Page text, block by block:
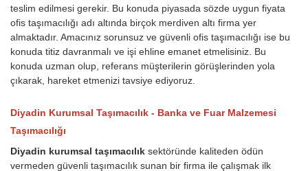
teslim edilmesi gerekir. Bu konuda piyasada sözde uygun fiyata
ofis taşımacılığı adı altında birçok merdiven altı firma yer
almaktadır. Amacınız sorunsuz ve güvenli ofis taşımacılığı ise bu
konuda titiz davranmalı ve işi ehline emanet etmelisiniz. Bu
konuda uzman olup, referans müşterilerin görüşlerinden yola
çıkarak, hareket etmenizi tavsiye ediyoruz.
Diyadin Kurumsal Taşımacılık - Banka ve Fuar Malzemesi
Taşımacılığı
Diyadin kurumsal taşımacılık sektöründe kaliteden ödün
vermeden güvenli taşımacılık sunan bir firma ile çalışmak ilk